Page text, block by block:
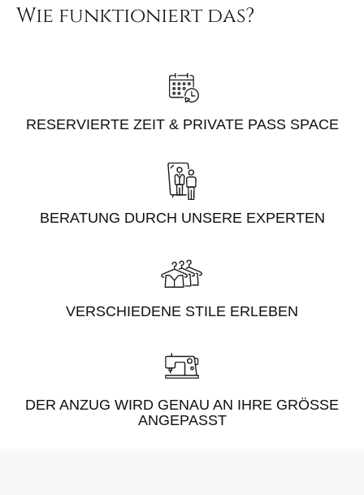
Wie funktioniert das?
RESERVIERTE ZEIT & PRIVATE PASS SPACE
BERATUNG DURCH UNSERE EXPERTEN
VERSCHIEDENE STILE ERLEBEN
DER ANZUG WIRD GENAU AN IHRE GRÖSSE A
NGEPASST